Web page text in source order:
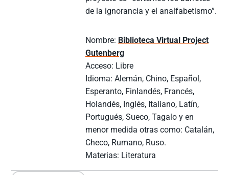
de la ignorancia y el analfabetismo”.
Nombre: Biblioteca Virtual Project
Gutenberg
Acceso: Libre
Idioma: Alemán, Chino, Español,
Esperanto, Finlandés, Francés,
Holandés, Inglés, Italiano, Latín,
Portugués, Sueco, Tagalo y en
menor medida otras como: Catalán,
Checo, Rumano, Ruso.
Materias: Literatura